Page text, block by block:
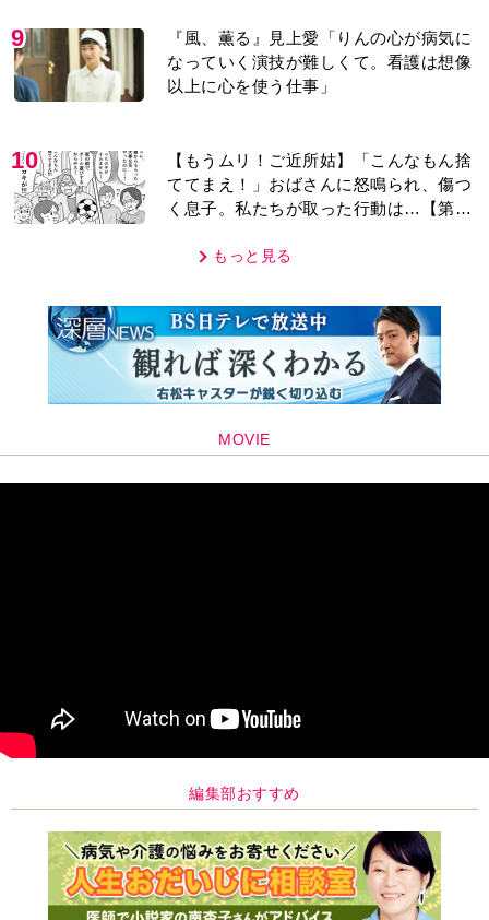
9
『風、薫る』見上愛「りんの心が病気に
なっていく演技が難しくて。看護は想像
以上に心を使う仕事」
10
【もうムリ！ご近所姑】「こんなもん捨
ててまえ！」おばさんに怒鳴られ、傷つ
く息子。私たちが取った行動は…【第3
もっと見る
MOVIE
編集部おすすめ